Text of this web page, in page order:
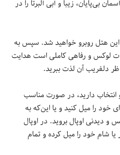
بی‌پایان، زیبا و آبی آلبرتا را در
این هتل روبرو خواهید شد. سپس به
لوکس و رفاهی کاملی است هدایت
دلفریب آن لذت ببرید.
انتخاب دارید، در صورت مناسب
خود را میل کنید و یا این‌که به
دیدنی اوپال بروید. در اوپال
یا شام خود را میل کرده و تمام